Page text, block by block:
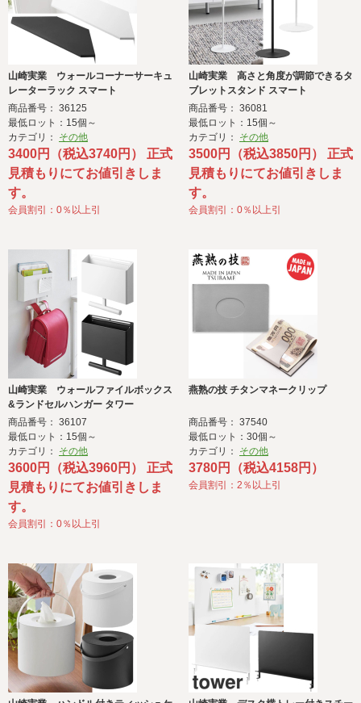
山崎実業 ウォールコーナーサーキュ
レーターラック スマート
商品番号： 36125
最低ロット：15個～
カテゴリ： その他
3400円（税込3740円） 正式
見積もりにてお値引きしま
す。
会員割引：0％以上引
山崎実業 高さと角度が調節できるタ
ブレットスタンド スマート
商品番号： 36081
最低ロット：15個～
カテゴリ： その他
3500円（税込3850円） 正式
見積もりにてお値引きしま
す。
会員割引：0％以上引
山崎実業 ウォールファイルボックス
&ランドセルハンガー タワー
商品番号： 36107
最低ロット：15個～
カテゴリ： その他
3600円（税込3960円） 正式
見積もりにてお値引きしま
す。
会員割引：0％以上引
燕熟の技 チタンマネークリップ
商品番号： 37540
最低ロット：30個～
カテゴリ： その他
3780円（税込4158円）
会員割引：2％以上引